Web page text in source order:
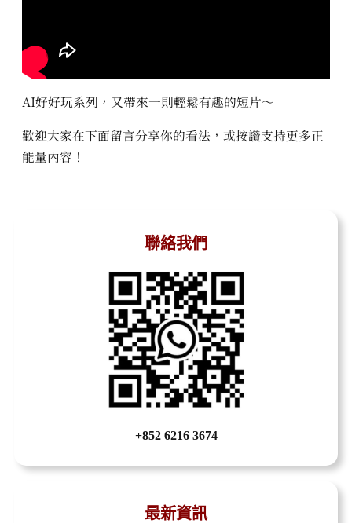
AI好好玩系列，又帶來一則輕鬆有趣的短片～
歡迎大家在下面留言分享你的看法，或按讚支持更多正
能量內容！
聯絡我們
+852 6216 3674
最新資訊